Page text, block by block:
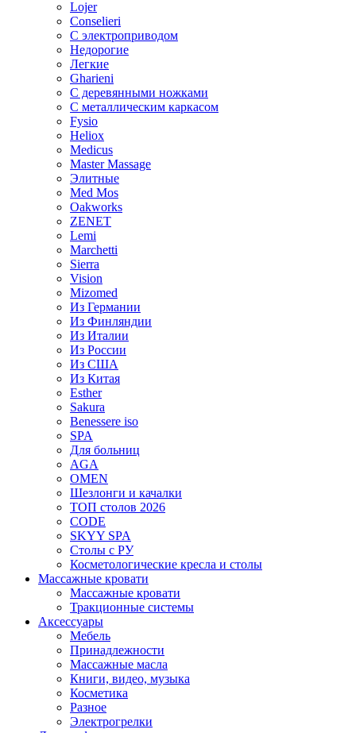
Lojer
Conselieri
С электроприводом
Недорогие
Легкие
Gharieni
С деревянными ножками
С металлическим каркасом
Fysio
Heliox
Medicus
Master Massage
Элитные
Med Mos
Oakworks
ZENET
Lemi
Marchetti
Sierra
Vision
Mizomed
Из Германии
Из Финляндии
Из Италии
Из России
Из США
Из Китая
Esther
Sakura
Benessere iso
SPA
Для больниц
AGA
OMEN
Шезлонги и качалки
ТОП столов 2026
CODE
SKYY SPA
Столы с РУ
Косметологические кресла и столы
Массажные кровати
Массажные кровати
Тракционные системы
Аксессуары
Мебель
Принадлежности
Массажные масла
Книги, видео, музыка
Косметика
Разное
Электрогрелки